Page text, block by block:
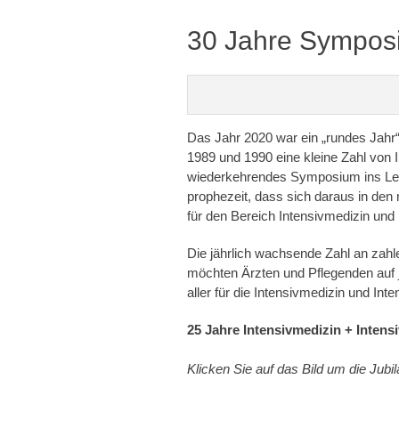
30 Jahre
Das Jahr 2020 war ein „rundes
1989 und 1990 eine kleine Zahl
wiederkehrendes Symposium ins
prophezeit, dass sich daraus in
für den Bereich Intensivmedizin
Die jährlich wachsende Zahl an
möchten Ärzten und Pflegenden
aller für die Intensivmedizin und
25 Jahre Intensivmedizin +
Klicken Sie auf das Bild um die